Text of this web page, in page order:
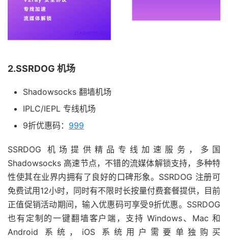
2.SSRDOG 机场
Shadowsocks 翻墙机场
IPLC/IEPL 专线机场
9折优惠码： 999
SSRDOG 机场提供精品专线加速服务，多国
Shadowsocks 高速节点，不错的流媒体解锁支持，多种特
性使其在业界内拥有了良好的口碑形象。SSRDOG 注册可
免费试用12小时，同时有不限时长按量付费套餐提供，目前
正值促销活动期间，输入优惠码可享受9折优惠。SSRDOG
也有定制的一键翻墙客户端，支持 Windows、Mac 和
Android 系统，iOS 系统用户需要单独购买